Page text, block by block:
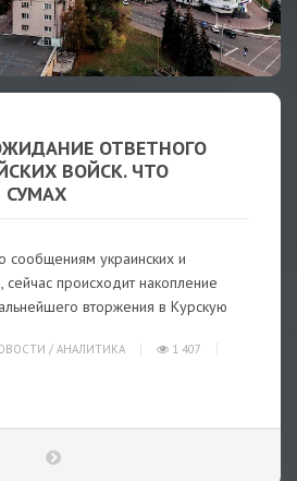
ОТВЕТНОГО
ВОЙСК. ЧТО
СУМАХ
сообщениям украинских и
сейчас происходит накопление
вторжения в Курскую
/ АНАЛИТИКА
1 407